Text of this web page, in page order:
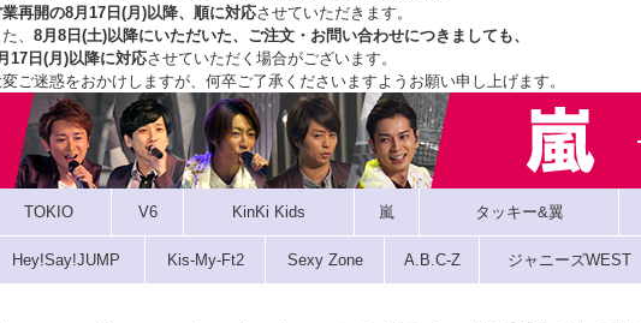
再開の8月17日(月)以降、順に対応させていただきます。
、 8月8日(土)以降にいただいた、ご注文・ お問い合わせにつきましても、
17日(月)以降に対応させていただく場合がございます。
変ご迷惑をおかけしますが、 何卒ご了承くださいますようお願い申し上げます。
TOKIO V6 KinKi Kids 嵐 タッキー&翼
Hey!Say!JUMP Kis-My-Ft2 Sexy Zone A.B.C-Z ジャニーズWEST